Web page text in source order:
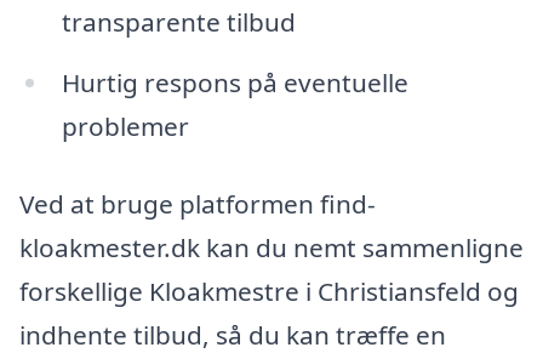
transparente tilbud
Hurtig respons på eventuelle
problemer
Ved at bruge platformen find-
kloakmester.dk kan du nemt sammenligne
forskellige Kloakmestre i Christiansfeld og
indhente tilbud, så du kan træffe en